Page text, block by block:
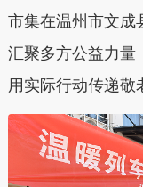
市集在温州市文成
汇聚多方公益力量
用实际行动传递敬